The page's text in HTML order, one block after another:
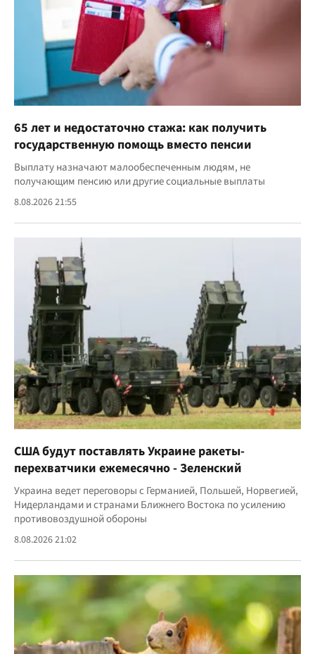
65 лет и недостаточно стажа: как получить
государственную помощь вместо пенсии
Выплату назначают малообеспеченным людям, не
получающим пенсию или другие социальные выплаты
8.08.2026 21:55
США будут поставлять Украине ракеты-
перехватчики ежемесячно - Зеленский
Украина ведет переговоры с Германией, Польшей, Норвегией,
Нидерландами и странами Ближнего Востока по усилению
противовоздушной обороны
8.08.2026 21:02